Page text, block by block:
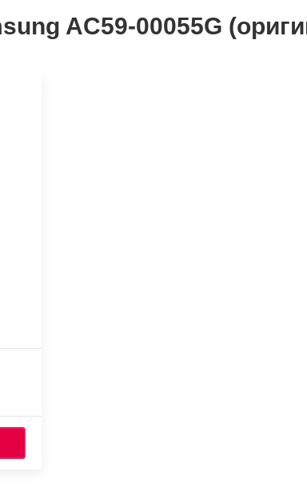
AC59-00055G